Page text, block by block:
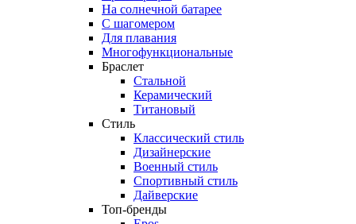
На солнечной батарее
С шагомером
Для плавания
Многофункциональные
Браслет
Стальной
Керамический
Титановый
Стиль
Классический стиль
Дизайнерские
Военный стиль
Спортивный стиль
Дайверские
Топ-бренды